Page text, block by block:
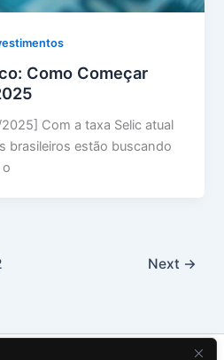
Como Começar
Com a taxa Selic atual
brasileiros estão buscando
Next →